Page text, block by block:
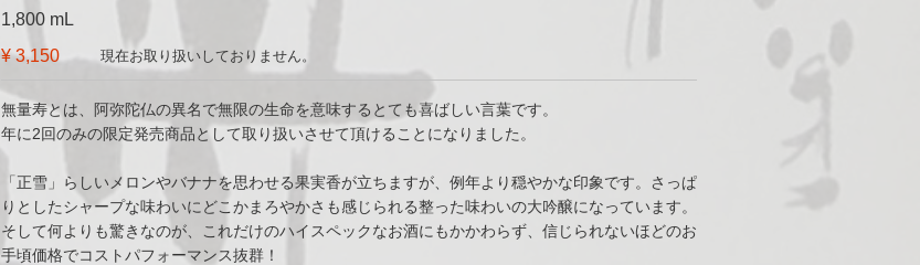
1,800 mL
¥ 3,150
現在お取り扱いしておりません。
無量寿とは、阿弥陀仏の異名で無限の生命を意味するとても喜ばしい言葉です。
年に2回のみの限定発売商品として取り扱いさせて頂けることになりました。
「正雪」らしいメロンやバナナを思わせる果実香が立ちますが、例年より穏やかな印象です。さっぱ
りとしたシャープな味わいにどこかまろやかさも感じられる整った味わいの大吟醸になっています。
そして何よりも驚きなのが、これだけのハイスペックなお酒にもかかわらず、信じられないほどのお
手頃価格でコストパフォーマンス抜群！